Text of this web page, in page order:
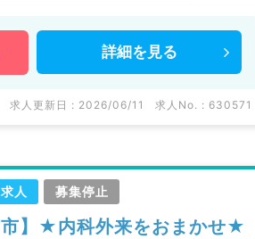
詳細を 見る
求人更新日 : 2026/06/11 求人No. : 630571
人 募集停止
市】★内科外来をおまかせ★